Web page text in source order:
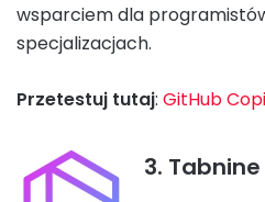
wsparciem dla
specjalizacjach.
Przetestuj tutaj: GitHub
3. Tabnine